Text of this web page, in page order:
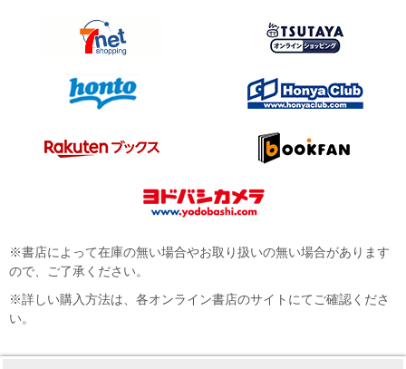
※書店によって在庫の無い場合やお取り扱いの無い場合があります
ので、ご了承ください。
※詳しい購入方法は、各オンライン書店のサイトにてご確認くださ
い。